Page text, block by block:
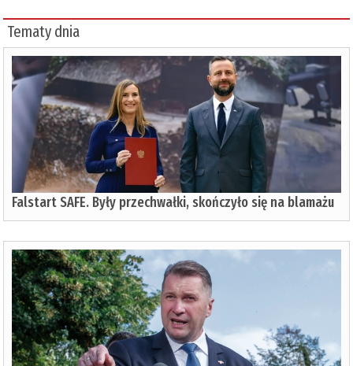
Tematy dnia
Falstart SAFE. Były przechwałki, skończyło się na blamażu